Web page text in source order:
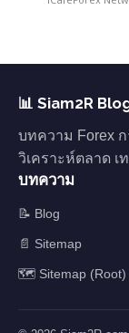
📊 Siam2R
บทความ Forex
วิเคราะห์ตลาด เ
บทความ
📝 Blog
📄 Sitemap
🗺️ Sitemap (Root)